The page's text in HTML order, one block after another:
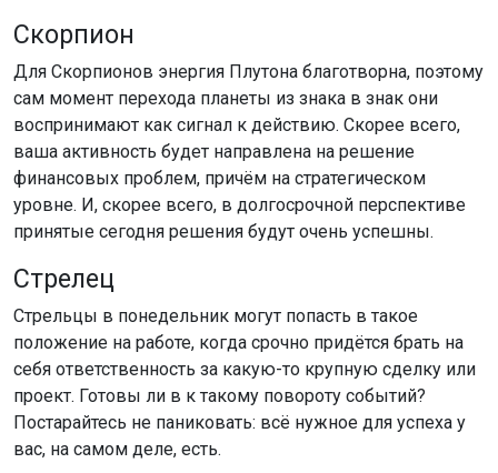
Скорпион
Для Скорпионов энергия Плутона благотворна, поэтому
сам момент перехода планеты из знака в знак они
воспринимают как сигнал к действию. Скорее всего,
ваша активность будет направлена на решение
финансовых проблем, причём на стратегическом
уровне. И, скорее всего, в долгосрочной перспективе
принятые сегодня решения будут очень успешны.
Стрелец
Стрельцы в понедельник могут попасть в такое
положение на работе, когда срочно придётся брать на
себя ответственность за какую-то крупную сделку или
проект. Готовы ли в к такому повороту событий?
Постарайтесь не паниковать: всё нужное для успеха у
вас, на самом деле, есть.